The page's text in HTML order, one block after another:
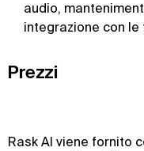
audio,
integrazione con le
Prezzi
Rask AI viene fornito